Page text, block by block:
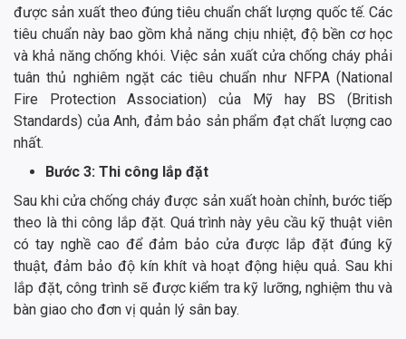
được sản xuất theo đúng tiêu chuẩn chất lượng quốc tế. Các
tiêu chuẩn này bao gồm khả năng chịu nhiệt, độ bền cơ học
và khả năng chống khói. Việc sản xuất cửa chống cháy phải
tuân thủ nghiêm ngặt các tiêu chuẩn như NFPA (National
Fire Protection Association) của Mỹ hay BS (British
Standards) của Anh, đảm bảo sản phẩm đạt chất lượng cao
nhất.
Bước 3: Thi công lắp đặt
Sau khi cửa chống cháy được sản xuất hoàn chỉnh, bước tiếp
theo là thi công lắp đặt. Quá trình này yêu cầu kỹ thuật viên
có tay nghề cao để đảm bảo cửa được lắp đặt đúng kỹ
thuật, đảm bảo độ kín khít và hoạt động hiệu quả. Sau khi
lắp đặt, công trình sẽ được kiểm tra kỹ lưỡng, nghiệm thu và
bàn giao cho đơn vị quản lý sân bay.